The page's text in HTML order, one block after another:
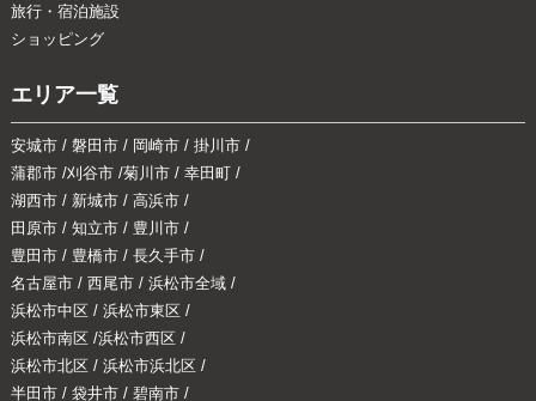
旅行・宿泊施設
ショッピング
エリア一覧
安城市/ 磐田市/ 岡崎市/ 掛川市/
蒲郡市/刈谷市/菊川市/ 幸田町/
湖西市/ 新城市/ 高浜市/
田原市/ 知立市/ 豊川市/
豊田市/ 豊橋市/ 長久手市/
名古屋市/ 西尾市/ 浜松市全域/
浜松市中区 / 浜松市東区 /
浜松市南区 /浜松市西区 /
浜松市北区 / 浜松市浜北区 /
半田市/ 袋井市/ 碧南市/